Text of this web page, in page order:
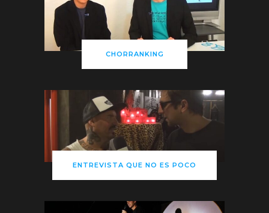
CHORRANKING
ENTREVISTA QUE NO ES POCO